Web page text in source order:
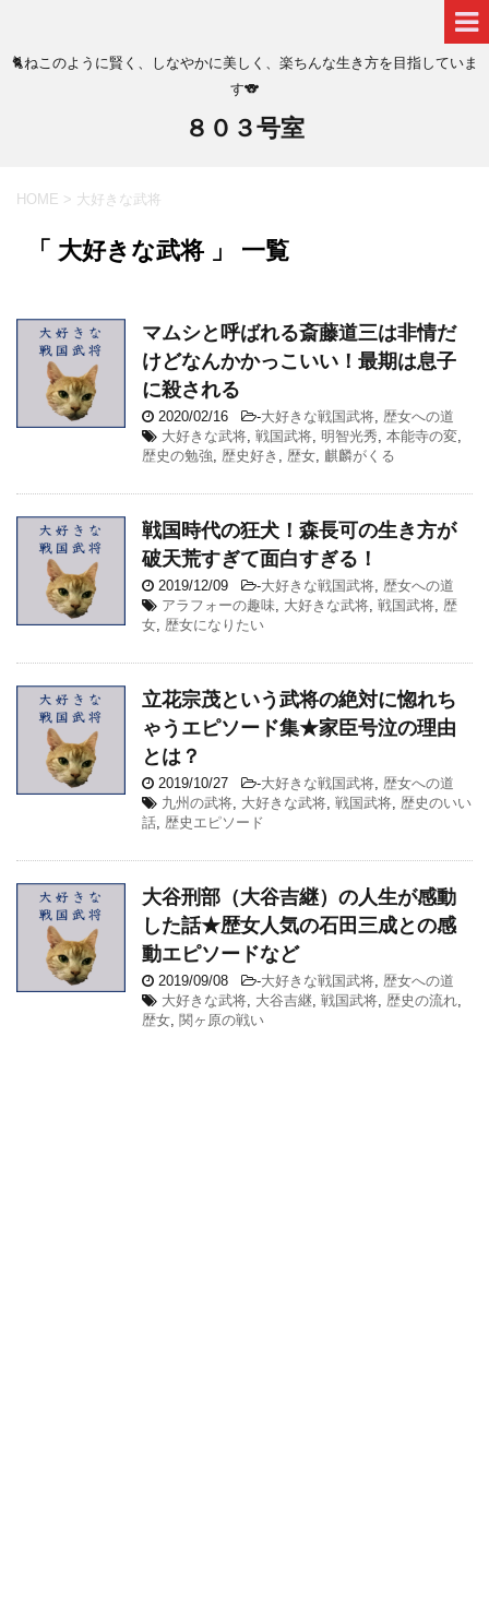
🐈ねこのように賢く、しなやかに美しく、楽ちんな生き方を目指していま
す🐨
８０３号室
HOME > 大好きな武将
「 大好きな武将 」 一覧
マムシと呼ばれる斎藤道三は非情だ
けどなんかかっこいい！最期は息子
に殺される
2020/02/16 -大好きな戦国武将 歴女への道
大好きな武将 戦国武将 明智光秀 本能寺の変
歴史の勉強
歴史好き 歴女 麒麟がくる
戦国時代の狂犬！森長可の生き方が
破天荒すぎて面白すぎる！
2019/12/09 -大好きな戦国武将 歴女への道
アラフォーの趣味
大好きな武将 戦国武将 歴
女 歴女になりたい
立花宗茂という武将の絶対に惚れち
ゃうエピソード集★家臣号泣の理由
とは？
2019/10/27 -大好きな戦国武将 歴女への道
九州の武将 大好きな武将 戦国武将 歴史のいい
話 歴史エピソード
大谷刑部（大谷吉継）の人生が感動
した話★歴女人気の石田三成との感
動エピソードなど
2019/09/08 -大好きな戦国武将 歴女への道
大好きな武将 大谷吉継 戦国武将 歴史の流れ
歴女 関ヶ原の戦い